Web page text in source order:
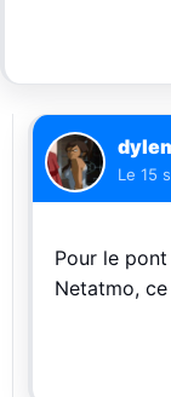
Le 15
Pour le
Netatmo,